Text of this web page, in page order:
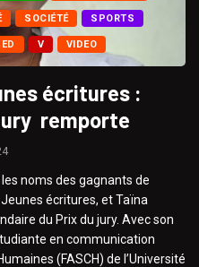
SOCIÉTÉ SPORTS
V VIDEO
écritures :
remporte
les noms des gagnants de
Jeunes écritures, et Taïna
du Prix du jury. Avec son
en communication
(FASCH) de l’Université